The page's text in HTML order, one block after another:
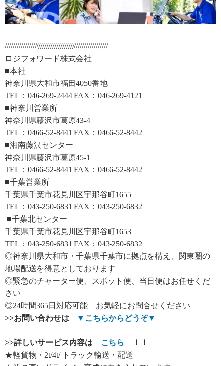
////////////////////////////////////////////////////
ロジフォワード株式会社
■本社
神奈川県大和市福田4050番地
TEL：046-269-2444 FAX：046-269-4121
■神奈川営業所
神奈川県藤沢市葛原43-4
TEL：0466-52-8441 FAX：0466-52-8442
■湘南藤沢センター
神奈川県藤沢市葛原45-1
TEL：0466-52-8441 FAX：0466-52-8442
■千葉営業所
千葉県千葉市花見川区宇那谷町1655
TEL：043-250-6831 FAX：043-250-6832
■千葉北センター
千葉県千葉市花見川区宇那谷町1653
TEL：043-250-6831 FAX：043-250-6832
◎神奈川県大和市・千葉県千葉市に拠点を構え、関東圏の
地場配送を得意としております
◎緊急のチャーター便、スポット便、当日便はお任せくだ
さい
◎24時間365日対応可能 お気軽にお問合せください
>>お問い合わせは ▼ こちらからどうぞ▼
>>詳しいサービス内容は こちら
！！
★軽貨物・2t/4t/ トラック輸送・配送